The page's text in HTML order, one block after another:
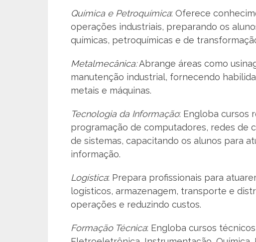
Química e Petroquímica: Oferece
operações industriais, preparando os
químicas, petroquímicas e de
Metalmecânica:Abrange áreas como
manutenção industrial, fornecendo
metais e máquinas.
Tecnologia da Informação: Engloba cursos
programação de computadores, redes de
de sistemas, capacitando os alunos para
informação.
Logística: Prepara profissionais para
logísticos, armazenagem, transporte e
operações e reduzindo custos.
Formação Técnica: Engloba cursos